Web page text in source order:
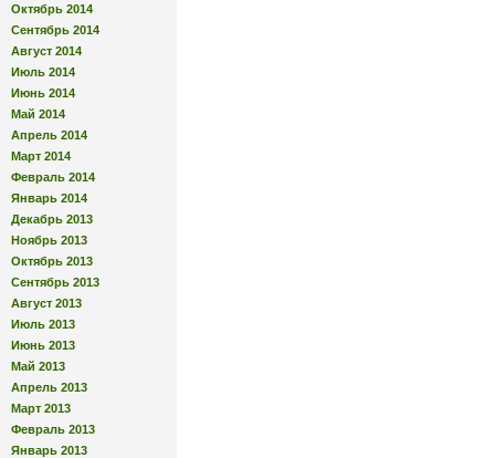
Октябрь 2014
Сентябрь 2014
Август 2014
Июль 2014
Июнь 2014
Май 2014
Апрель 2014
Март 2014
Февраль 2014
Январь 2014
Декабрь 2013
Ноябрь 2013
Октябрь 2013
Сентябрь 2013
Август 2013
Июль 2013
Июнь 2013
Май 2013
Апрель 2013
Март 2013
Февраль 2013
Январь 2013